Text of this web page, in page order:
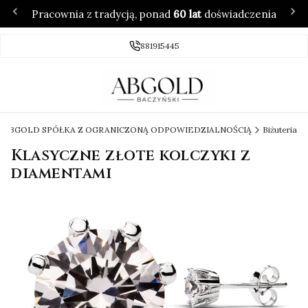
Pracownia z tradycją, ponad 60 latdoświadczenia
881915445
ABGOLD SPÓŁKA Z OGRANICZONĄ ODPOWIEDZIALNOŚCIĄ Biżuteria
Klasyczne złote kolczyki z
diamentami